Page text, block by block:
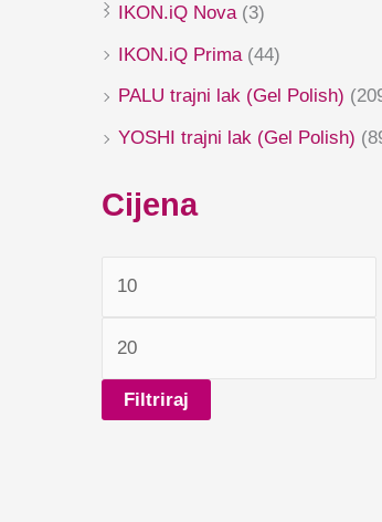
IKON.iQ Nova (3)
IKON.iQ Prima (44)
PALU trajni lak (Gel Polish)
YOSHI trajni lak (Gel Polish)
Cijena
Filtriraj